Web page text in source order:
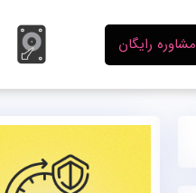
مشاوره رایگان